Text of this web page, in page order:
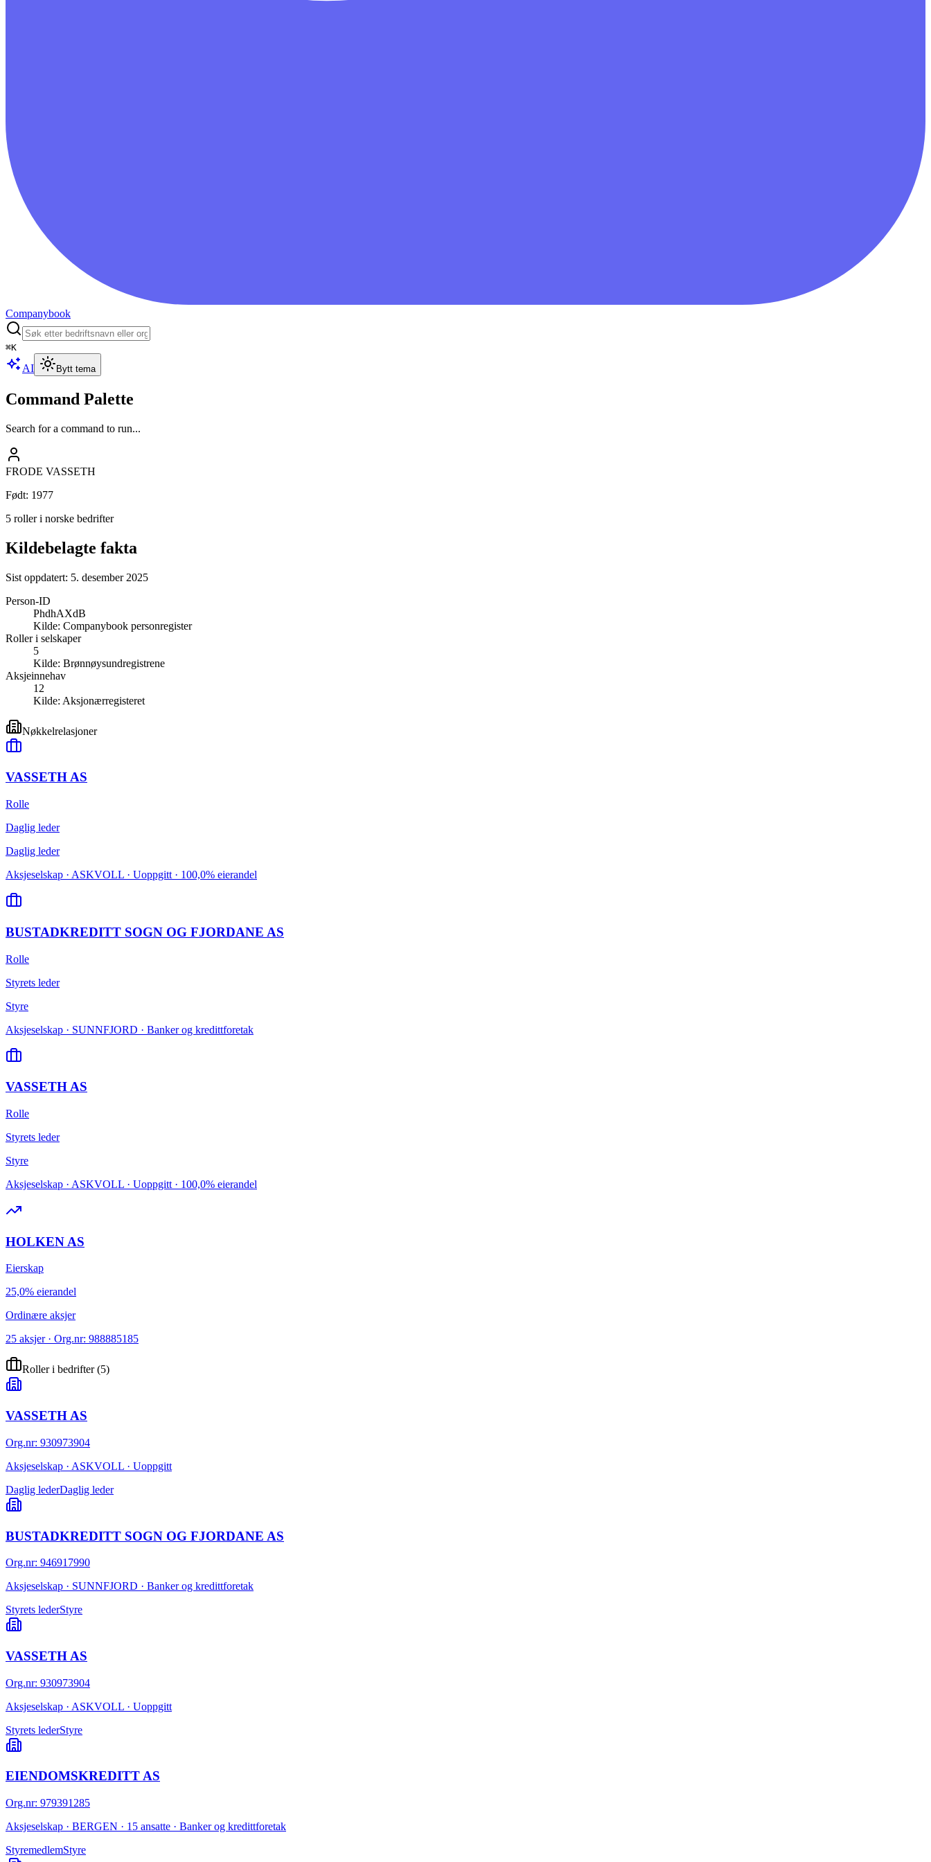
Companybook
⌘K
AI Bytt tema
Command Palette
Search for a command to run...
FRODE VASSETH
Født: 1977
5 roller i norske bedrifter
Kildebelagte fakta
Sist oppdatert: 5. desember 2025
Person-ID
PhdhAXdB
Kilde: Companybook personregister
Roller i selskaper
5
Kilde: Brønnøysundregistrene
Aksjeinnehav
12
Kilde: Aksjonærregisteret
Nøkkelrelasjoner
VASSETH AS
Rolle
Daglig leder
Daglig leder
Aksjeselskap · ASKVOLL · Uoppgitt · 100,0% eierandel
BUSTADKREDITT SOGN OG FJORDANE AS
Rolle
Styrets leder
Styre
Aksjeselskap · SUNNFJORD · Banker og kredittforetak
VASSETH AS
Rolle
Styrets leder
Styre
Aksjeselskap · ASKVOLL · Uoppgitt · 100,0% eierandel
HOLKEN AS
Eierskap
25,0% eierandel
Ordinære aksjer
25 aksjer · Org.nr: 988885185
Roller i bedrifter(5)
VASSETH AS
Org.nr: 930973904
Aksjeselskap · ASKVOLL · Uoppgitt
Daglig lederDaglig leder
BUSTADKREDITT SOGN OG FJORDANE AS
Org.nr: 946917990
Aksjeselskap · SUNNFJORD · Banker og kredittforetak
Styrets lederStyre
VASSETH AS
Org.nr: 930973904
Aksjeselskap · ASKVOLL · Uoppgitt
Styrets lederStyre
EIENDOMSKREDITT AS
Org.nr: 979391285
Aksjeselskap · BERGEN · 15 ansatte · Banker og kredittforetak
StyremedlemStyre